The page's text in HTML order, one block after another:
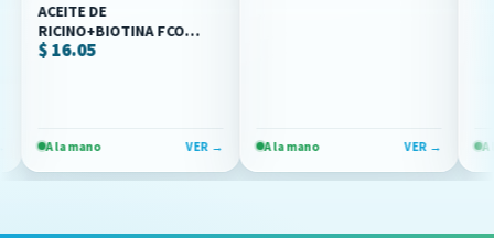
ACEITE DE
RICINO+BIOTINA FCO
/60ML (IVA) JALOMA
$ 16.05
A la mano A la mano A la